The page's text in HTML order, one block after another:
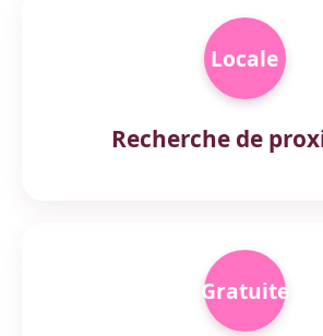
Locale
Recherche de
Gratuite